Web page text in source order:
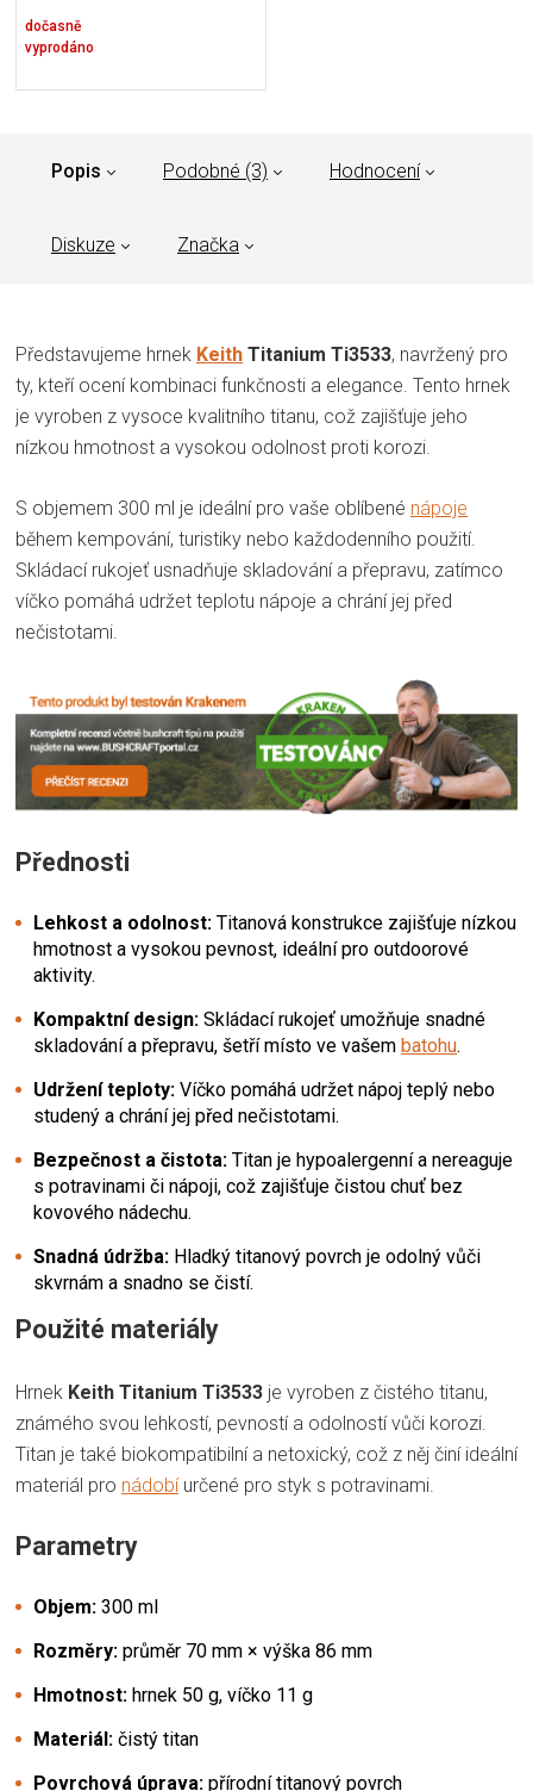
dočasně
vyprodáno
Popis Podobné (3) Hodnocení
Diskuze Značka
Představujeme hrnek Keith Titanium Ti3533, navržený pro
ty, kteří ocení kombinaci funkčnosti a elegance. Tento hrnek
je vyroben z vysoce kvalitního titanu, což zajišťuje jeho
nízkou hmotnost a vysokou odolnost proti korozi.
S objemem 300 ml je ideální pro vaše oblíbené nápoje
během kempování, turistiky nebo každodenního použití.
Skládací rukojeť usnadňuje skladování a přepravu, zatímco
víčko pomáhá udržet teplotu nápoje a chrání jej před
nečistotami.
Přednosti
Lehkost a odolnost: Titanová konstrukce zajišťuje nízkou
hmotnost a vysokou pevnost, ideální pro outdoorové
aktivity.
Kompaktní design: Skládací rukojeť umožňuje snadné
skladování a přepravu, šetří místo ve vašem batohu.
Udržení teploty: Víčko pomáhá udržet nápoj teplý nebo
studený a chrání jej před nečistotami.
Bezpečnost a čistota: Titan je hypoalergenní a nereaguje
s potravinami či nápoji, což zajišťuje čistou chuť bez
kovového nádechu.
Snadná údržba: Hladký titanový povrch je odolný vůči
skvrnám a snadno se čistí.
Použité materiály
Hrnek Keith Titanium Ti3533 je vyroben z čistého titanu,
známého svou lehkostí, pevností a odolností vůči korozi.
Titan je také biokompatibilní a netoxický, což z něj činí ideální
materiál pro nádobíurčené pro styk s potravinami.
Parametry
Objem: 300 ml
Rozměry: průměr 70 mm × výška 86 mm
Hmotnost: hrnek 50 g, víčko 11 g
Materiál: čistý titan
Povrchová úprava: přírodní titanový povrch